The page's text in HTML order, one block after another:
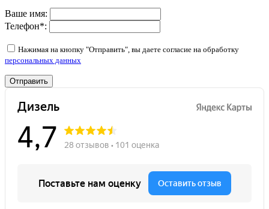
Ваше имя:
Телефон*:
Нажимая на кнопку "Отправить", вы даете согласие на обработку
персональных данных
Отправить